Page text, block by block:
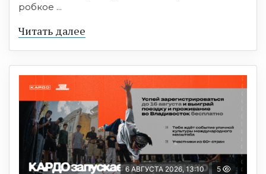
робкое ...
Читать далее
6 АВГУСТА 2026, 13:10 5